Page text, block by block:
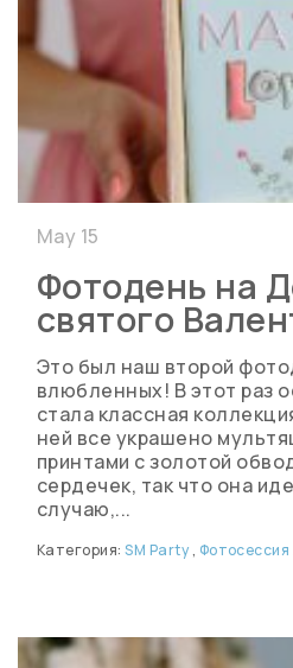
Фотодень на
святого
Это был наш второй
влюбленных! В этот раз
стала классная
ней все украшено
принтами с золотой
сердечек, так что она
случаю,...
May 15
Категория:SM Party, Фотосессия